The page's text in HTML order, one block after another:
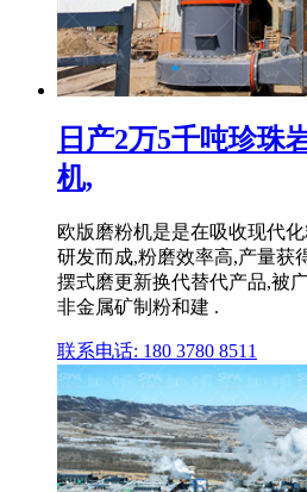
日产2万5千吨珍珠
机,
欧版磨粉机是是在吸收现代
研发而成,粉磨效率高,产量获
摆式磨更新换代替代产品,被
非金属矿制粉和建 .
联系电话: 180 3780 8511